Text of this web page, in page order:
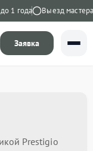
года Выезд мастера
Заявка
Prestigio